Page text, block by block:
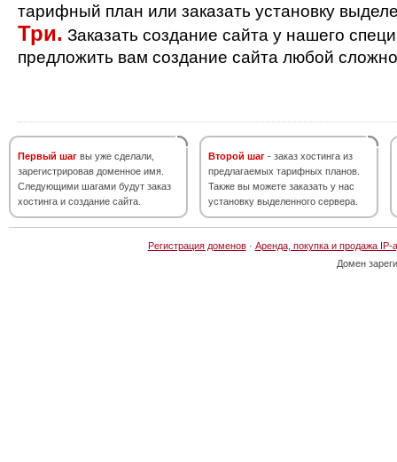
тарифный план или заказать установку
Три. Заказать создание сайта у нашего
предложить вам создание сайта любой
Первый шаг вы уже сделали,
зарегистрировав доменное имя.
Следующими шагами будут заказ
хостинга и создание сайта.
Второй шаг - заказ хостинга из
предлагаемых тарифных планов.
Также вы можете заказать у нас
установку выделенного сервера.
Регистрация доменов· Аренда, покупка и продажа IP-
Домен